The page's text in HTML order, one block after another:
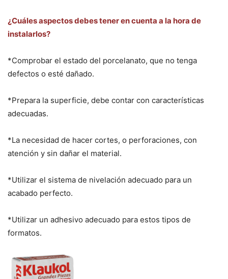
¿Cuáles aspectos debes tener en cuenta a la hora de
instalarlos?
*Comprobar el estado del porcelanato, que no tenga
defectos o esté dañado.
*Prepara la superficie, debe contar con características
adecuadas.
*La necesidad de hacer cortes, o perforaciones, con
atención y sin dañar el material.
*Utilizar el sistema de nivelación adecuado para un
acabado perfecto.
*Utilizar un adhesivo adecuado para estos tipos de
formatos.